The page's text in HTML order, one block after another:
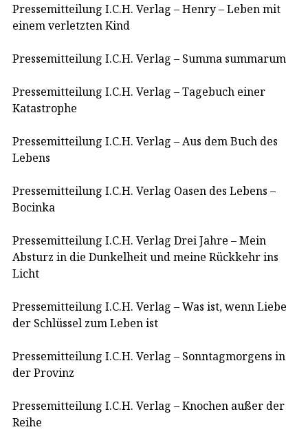
Pressemitteilung I.C.H. Verlag – Henry – Leben mit
einem verletzten Kind
Pressemitteilung I.C.H. Verlag – Summa summarum
Pressemitteilung I.C.H. Verlag – Tagebuch einer
Katastrophe
Pressemitteilung I.C.H. Verlag – Aus dem Buch des
Lebens
Pressemitteilung I.C.H. Verlag Oasen des Lebens –
Bocinka
Pressemitteilung I.C.H. Verlag Drei Jahre – Mein
Absturz in die Dunkelheit und meine Rückkehr ins
Licht
Pressemitteilung I.C.H. Verlag – Was ist, wenn Liebe
der Schlüssel zum Leben ist
Pressemitteilung I.C.H. Verlag – Sonntagmorgens in
der Provinz
Pressemitteilung I.C.H. Verlag – Knochen außer der
Reihe